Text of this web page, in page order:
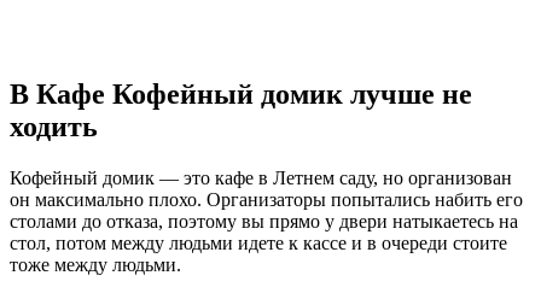
В Кафе Кофейный домик лучше не
ходить
Кофейный домик — это кафе в Летнем саду, но организован
он максимально плохо. Организаторы попытались набить его
столами до отказа, поэтому вы прямо у двери натыкаетесь на
стол, потом между людьми идете к кассе и в очереди стоите
тоже между людьми.